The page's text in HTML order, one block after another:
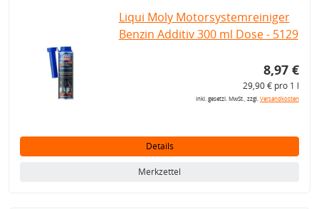
Liqui Moly Motorsystemreiniger
Benzin Additiv 300 ml Dose - 5129
8,97 €
29,90 € pro 1 l
inkl. gesetzl. MwSt., zzgl.Versandkosten
Details
Merkzettel